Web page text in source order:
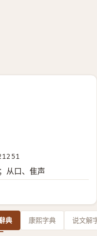
从口、隹声
典 康熙字典 说文解